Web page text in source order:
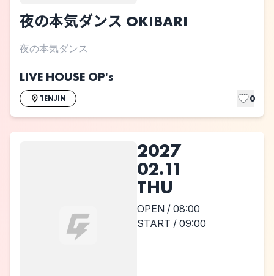
に。
夜の本気ダンス OKIBARI
夜の本気ダンス
LIVE HOUSE OP's
TENJIN 0
2027
02.11
THU
OPEN / 08:00
START / 09:00